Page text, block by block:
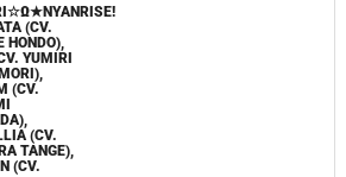
(CV.
HONDO),
YUMIRI
(CV.
(CV.
TANGE),
(CV.